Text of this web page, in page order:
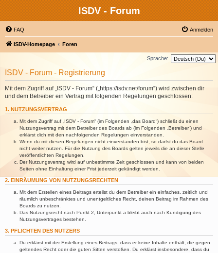
ISDV - Forum
FAQ Anmelden
ISDV-Homepage Foren
Sprache:
ISDV - Forum - Registrierung
Mit dem Zugriff auf „ISDV - Forum“ („https://isdv.net/forum“) wird zwischen dir
und dem Betreiber ein Vertrag mit folgenden Regelungen geschlossen:
1. NUTZUNGSVERTRAG
Mit dem Zugriff auf „ISDV - Forum“ (im Folgenden „das Board“) schließt du einen
Nutzungsvertrag mit dem Betreiber des Boards ab (im Folgenden „Betreiber“) und
erklärst dich mit den nachfolgenden Regelungen einverstanden.
Wenn du mit diesen Regelungen nicht einverstanden bist, so darfst du das Board
nicht weiter nutzen. Für die Nutzung des Boards gelten jeweils die an dieser Stelle
veröffentlichten Regelungen.
Der Nutzungsvertrag wird auf unbestimmte Zeit geschlossen und kann von beiden
Seiten ohne Einhaltung einer Frist jederzeit gekündigt werden.
2. EINRÄUMUNG VON NUTZUNGSRECHTEN
Mit dem Erstellen eines Beitrags erteilst du dem Betreiber ein einfaches, zeitlich und
räumlich unbeschränktes und unentgeltliches Recht, deinen Beitrag im Rahmen des
Boards zu nutzen.
Das Nutzungsrecht nach Punkt 2, Unterpunkt a bleibt auch nach Kündigung des
Nutzungsvertrages bestehen.
3. PFLICHTEN DES NUTZERS
Du erklärst mit der Erstellung eines Beitrags, dass er keine Inhalte enthält, die gegen
geltendes Recht oder die guten Sitten verstoßen. Du erklärst insbesondere, dass du